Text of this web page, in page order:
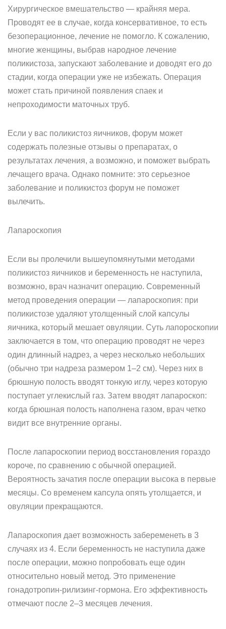
Хирургическое вмешательство — крайняя мера.
Проводят ее в случае, когда консервативное, то есть
безоперационное, лечение не помогло. К сожалению,
многие женщины, выбрав народное лечение
поликистоза, запускают заболевание и доводят его до
стадии, когда операции уже не избежать. Операция
может стать причиной появления спаек и
непроходимости маточных труб.
Если у вас поликистоз яичников, форум может
содержать полезные отзывы о препаратах, о
результатах лечения, а возможно, и поможет выбрать
лечащего врача. Однако помните: это серьезное
заболевание и поликистоз форум не поможет
вылечить.
Лапароскопия
Если вы пролечили вышеупомянутыми методами
поликистоз яичников и беременность не наступила,
возможно, врач назначит операцию. Современный
метод проведения операции — лапароскопия: при
поликистозе удаляют утолщенный слой капсулы
яичника, который мешает овуляции. Суть лапороскопии
заключается в том, что операцию проводят не через
один длинный надрез, а через несколько небольших
(обычно три надреза размером 1–2 см). Через них в
брюшную полость вводят тонкую иглу, через которую
поступает углекислый газ. Затем вводят лапароскоп:
когда брюшная полость наполнена газом, врач четко
видит все внутренние органы.
После лапароскопии период восстановления гораздо
короче, по сравнению с обычной операцией.
Вероятность зачатия после операции высока в первые
месяцы. Со временем капсула опять утолщается, и
овуляции прекращаются.
Лапароскопия дает возможность забеременеть в 3
случаях из 4. Если беременность не наступила даже
после операции, можно попробовать еще один
относительно новый метод. Это применение
гонадотропин-рилизинг-гормона. Его эффективность
отмечают после 2–3 месяцев лечения.